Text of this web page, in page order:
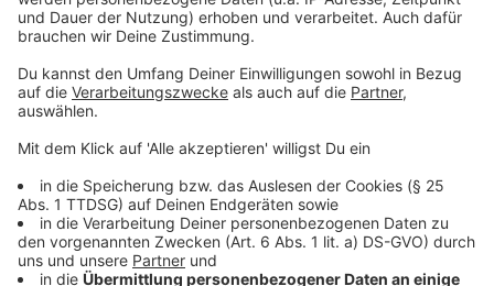
Rathauses ist jedoch nicht umstritten.
Weitere Infos und Links zum Thema:
Das soll auf dem Gelände an der Brinckmannstraße
passieren